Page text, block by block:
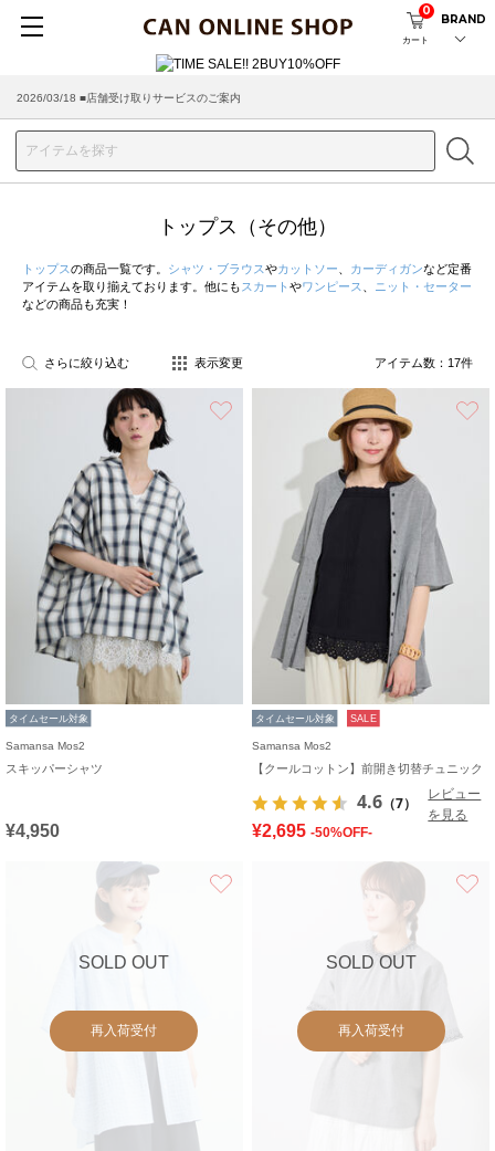
カート
0
BRAND
2026/08/04 ■8/13(木)AM2:00～サイトメンテナンス実施のお知らせ
2026/03/18 ■店舗受け取りサービスのご案内
トップス（その他）
トップスの商品一覧です。 シャツ・ブラウスやカットソー カーディガンなど定番
アイテムを取り揃えております。他にも スカート やワンピース
ニット・セーター
などの商品も充実！
さらに絞り込む 表示変更 アイテム数： 17件
タイムセール対象
Samansa Mos2
スキッパーシャツ
¥4,950
タイムセール対象 SALE
Samansa Mos2
【クールコットン】前開き切替チュニック
4.6 （7）
レビュー
を見る
¥2,695 -50%OFF-
SOLD OUT
再入荷受付
SOLD OUT
再入荷受付